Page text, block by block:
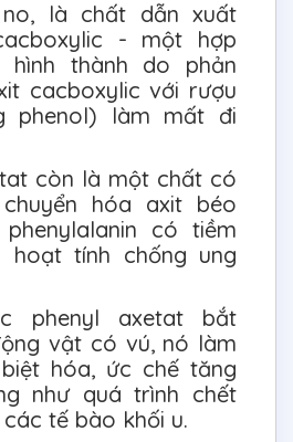
là chất dẫn xuất
- một hợp
hình thành do phản
cacboxylic với rượu
phenol) làm mất đi
còn là một chất có
hóa axit béo
có tiềm
hoạt tính chống ung
phenyl axetat bắt
vật có vú, nó làm
hóa, ức chế tăng
như quá trình chết
tế bào khối u.